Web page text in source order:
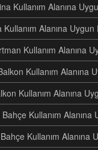
Kullanım Alanına
Alanına Uygun
Kullanım Alanına
Kullanım Alanına
Kullanım Alanına
Kullanım
Kullanım Alanına